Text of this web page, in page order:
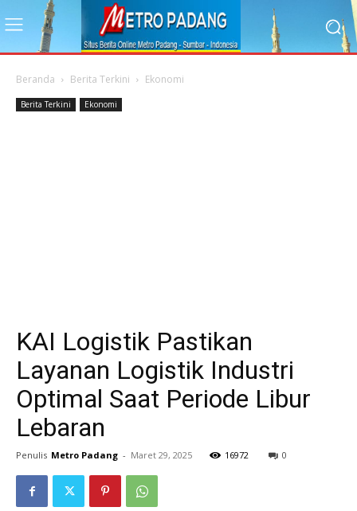
Beranda Berita Terkini Ekonomi
Berita Terkini Ekonomi
KAI Logistik Pastikan
Layanan Logistik Industri
Optimal Saat Periode Libur
Lebaran
Penulis Metro Padang - Maret 29, 2025 16972 0